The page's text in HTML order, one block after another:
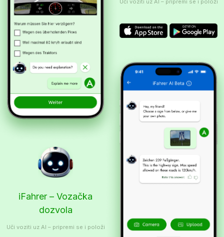
iFahrer – Vozačka
dozvola
Uči voziti uz AI – pripremi se i položi
Uči voziti uz AI – pripremi se i položi